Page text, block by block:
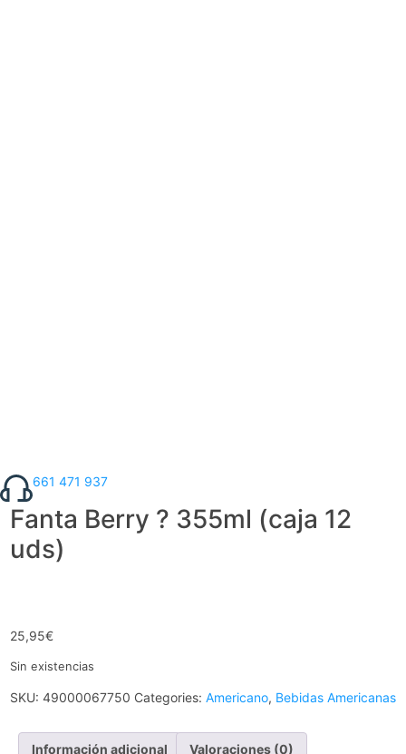
661 471 937
Fanta Berry ? 355ml (caja 12
uds)
25,95€
Sin existencias
SKU: 49000067750 Categories: Americano, Bebidas Americanas
Información adicional Valoraciones (0)